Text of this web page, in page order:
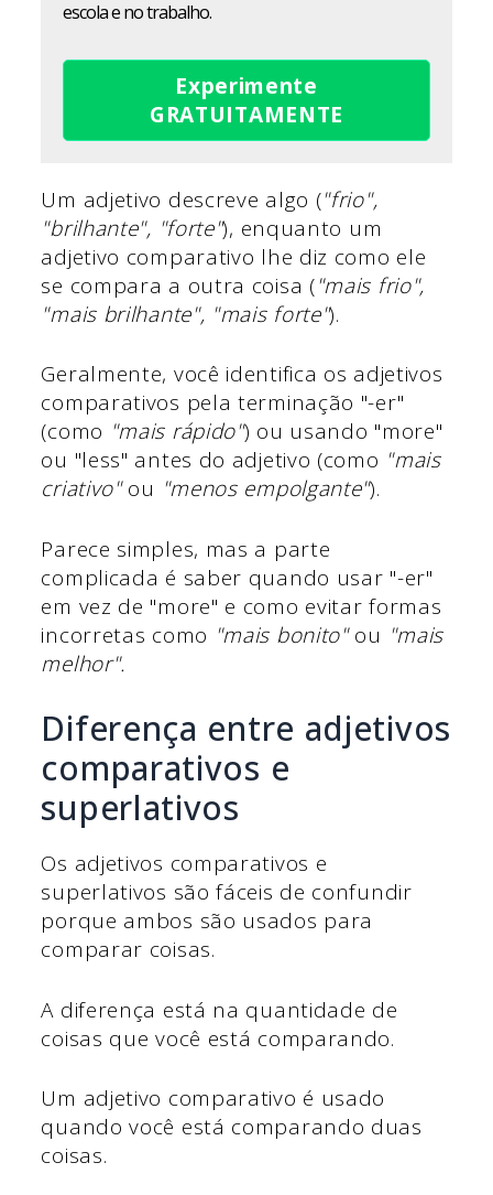
escola e no trabalho.
Experimente
GRATUITAMENTE
Um adjetivo descreve algo ("frio",
"brilhante", "forte"), enquanto um
adjetivo comparativo lhe diz como ele
se compara a outra coisa ("mais frio",
"mais brilhante", "mais forte").
Geralmente, você identifica os adjetivos
comparativos pela terminação "-er"
(como "mais rápido") ou usando "more"
ou "less" antes do adjetivo (como "mais
criativo"ou "menos empolgante").
Parece simples, mas a parte
complicada é saber quando usar "-er"
em vez de "more" e como evitar formas
incorretas como "mais bonito"ou "mais
melhor".
Diferença entre adjetivos
comparativos e
superlativos
Os adjetivos comparativos e
superlativos são fáceis de confundir
porque ambos são usados para
comparar coisas.
A diferença está na quantidade de
coisas que você está comparando.
Um adjetivo comparativo é usado
quando você está comparando duas
coisas.